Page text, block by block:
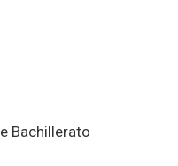
Bachillerato